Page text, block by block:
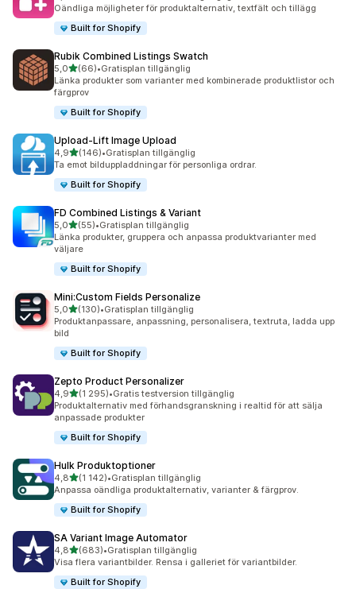
Oändliga möjligheter för produktalternativ, textfält och tillägg
Built for Shopify
Rubik Combined Listings Swatch
5,0av 5 stjärnor
(66)
66 recensioner totalt
•Gratisplan tillgänglig
Länka produkter som varianter med kombinerade produktlistor och
färgprov
Built for Shopify
Upload‑Lift Image Upload
4,9av 5 stjärnor
(146)
146 recensioner totalt
•Gratisplan tillgänglig
Ta emot bilduppladdningar för personliga ordrar.
Built for Shopify
FD Combined Listings & Variant
5,0av 5 stjärnor
(55)
55 recensioner totalt
•Gratisplan tillgänglig
Länka produkter, gruppera och anpassa produktvarianter med
väljare
Built for Shopify
Mini:Custom Fields Personalize
5,0av 5 stjärnor
(130)
130 recensioner totalt
•Gratisplan tillgänglig
Produktanpassare, anpassning, personalisera, textruta, ladda upp
bild
Built for Shopify
Zepto Product Personalizer
4,9av 5 stjärnor
(1 295)
1295 recensioner totalt
•Gratis testversion tillgänglig
Produktalternativ med förhandsgranskning i realtid för att sälja
anpassade produkter
Built for Shopify
Hulk Produktoptioner
4,8av 5 stjärnor
(1 142)
1142 recensioner totalt
•Gratisplan tillgänglig
Anpassa oändliga produktalternativ, varianter & färgprov.
Built for Shopify
SA Variant Image Automator
4,8av 5 stjärnor
(683)
683 recensioner totalt
•Gratisplan tillgänglig
Visa flera variantbilder. Rensa i galleriet för variantbilder.
Built for Shopify